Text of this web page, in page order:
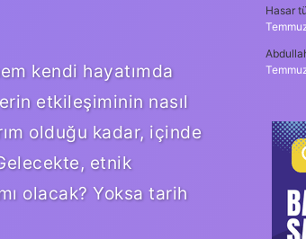
kendi hayatımda
etkileşiminin nasıl
olduğu kadar, içinde
etnik
olacak? Yoksa tarih
Hasar